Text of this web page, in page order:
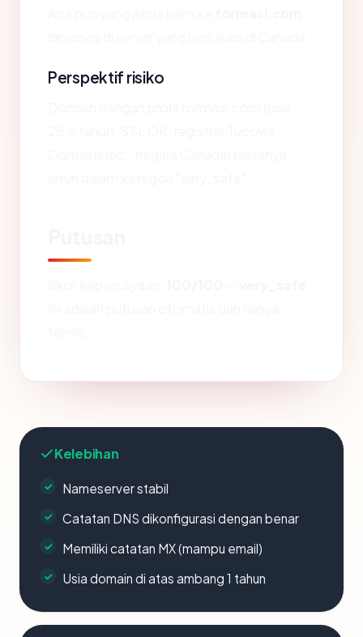
Perspektif risiko
Kelebihan
Nameserver stabil
Catatan DNS dikonfigurasi dengan benar
Memiliki catatan MX (mampu email)
Usia domain di atas ambang 1 tahun